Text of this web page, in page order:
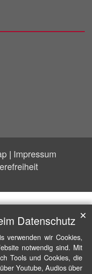
Impressum
Datenschutz
verwenden wir Cookies,
notwendig sind. Mit
Tools und Cookies, die
Youtube, Audios über
✕